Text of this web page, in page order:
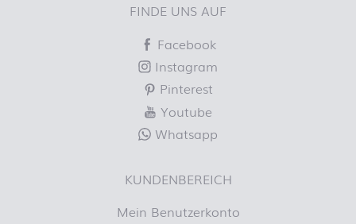
FINDE UNS AUF
Facebook
Instagram
Pinterest
Youtube
Whatsapp
KUNDENBEREICH
Mein Benutzerkonto